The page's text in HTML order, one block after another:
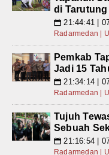
di Tarutung
📅 21:44:41 |
Radarmedan |
Pemkab
Jadi 15
📅 21:34:14 |
Radarmedan |
Tujuh
Sebuah
📅 21:16:54 |
Radarmedan |